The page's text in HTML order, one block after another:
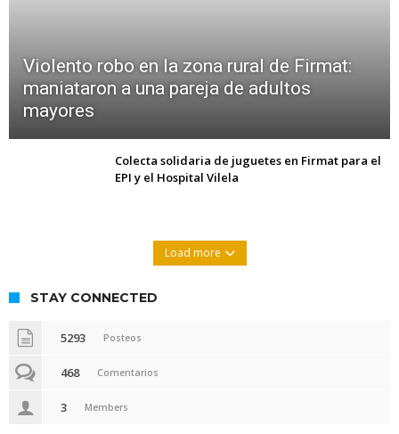
Violento robo en la zona rural de Firmat:
maniataron a una pareja de adultos
mayores
Colecta solidaria de juguetes en Firmat para el
EPI y el Hospital Vilela
Load more
STAY CONNECTED
5293 Posteos
468 Comentarios
3 Members